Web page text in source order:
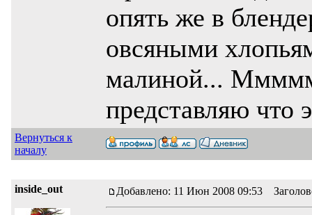
опять же в
овсяными
малиной...
представляю что
Вернуться к
началу
inside_out Добавлено: 11 Июн 2008 09:53